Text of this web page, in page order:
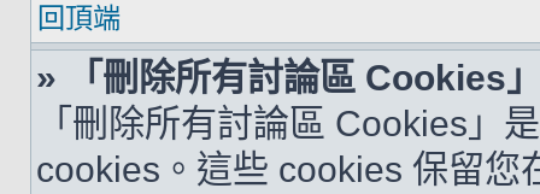
回頂端
» 「刪除所有討論區 Cookies
「刪除所有討論區 Cookies」
cookies。這些 cookies 保留您